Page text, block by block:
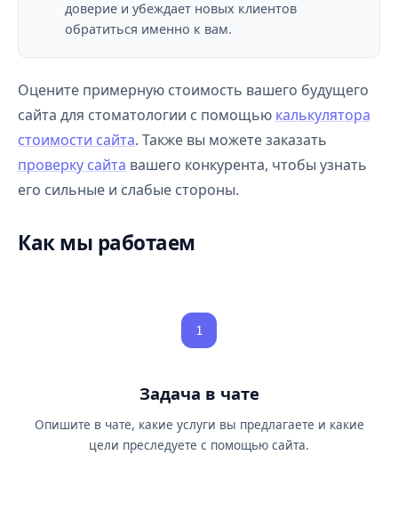
доверие и убеждает новых клиентов
обратиться именно к вам.
Оцените примерную стоимость вашего будущего
сайта для стоматологии с помощью калькулятора
стоимости сайта. Также вы можете заказать
проверку сайта вашего конкурента, чтобы узнать
его сильные и слабые стороны.
Как мы работаем
1
Задача в чате
Опишите в чате, какие услуги вы предлагаете и какие
цели преследуете с помощью сайта.